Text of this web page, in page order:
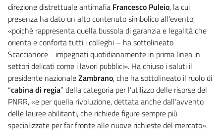
direzione distrettuale antimafia Francesco Puleio, la cui
presenza ha dato un alto contenuto simbolico all’evento,
«poiché rappresenta quella bussola di garanzia e legalità che
orienta e conforta tutti i colleghi – ha sottolineato
Scaccianoce - impegnati quotidianamente in prima linea in
settori delicati come i lavori pubblici». Ha chiuso i saluti il
presidente nazionaleZambrano, che ha sottolineato il ruolo di
“cabina di regia” della categoria per l’utilizzo delle risorse del
PNRR, «e per quella rivoluzione, dettata anche dall’avvento
delle lauree abilitanti, che richiede figure sempre più
specializzate per far fronte alle nuove richieste del mercato».